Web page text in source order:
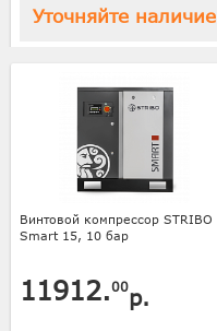
Уточняйте наличие
Винтовой компрессор STRIBO
Smart 15, 10 бар
11912.00р.